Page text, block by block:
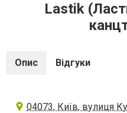
Lastik
Опис Відгуки
04073, Київ, вулиця